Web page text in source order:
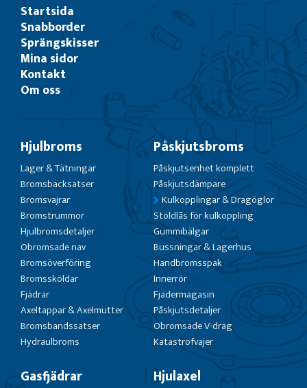
Startsida
Snabborder
Sprängskisser
Mina sidor
Kontakt
Om oss
Hjulbroms
Lager & Tätningar
Bromsbacksatser
Bromsvajrar
Bromstrummor
Hjulbromsdetaljer
Obromsade nav
Bromsöverföring
Bromssköldar
Fjädrar
Axeltappar & Axelmutter
Bromsbandssatser
Hydraulbroms
Påskjutsbroms
Påskjutsenhet komplett
Påskjutsdämpare
Kulkopplingar & Dragöglor
Stöldlås för kulkoppling
Gummibälgar
Bussningar & Lagerhus
Handbromsspak
Innerrör
Fjädermagasin
Påskjutsdetaljer
Obromsade V-drag
Katastrofvajer
Gasfjädrar Hjulaxel